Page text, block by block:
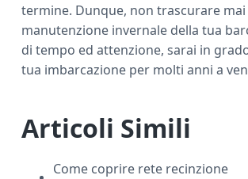
termine. Dunque, non trascurare mai
manutenzione invernale della tua
di tempo ed attenzione, sarai in
tua imbarcazione per molti anni a
Articoli Simili
Come coprire rete recinzione